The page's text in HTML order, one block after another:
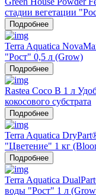
стадии вегетации
Подробнее
Terra Aquatica
"Рост" 0,5 л (Grow)
Подробнее
Rastea Coco B 1 л
кокосового субстрата
Подробнее
Terra Aquatica
"Цветение" 1 кг
Подробнее
Terra Aquatica
воды "Рост" 1 л